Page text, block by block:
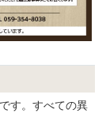
す。すべての異